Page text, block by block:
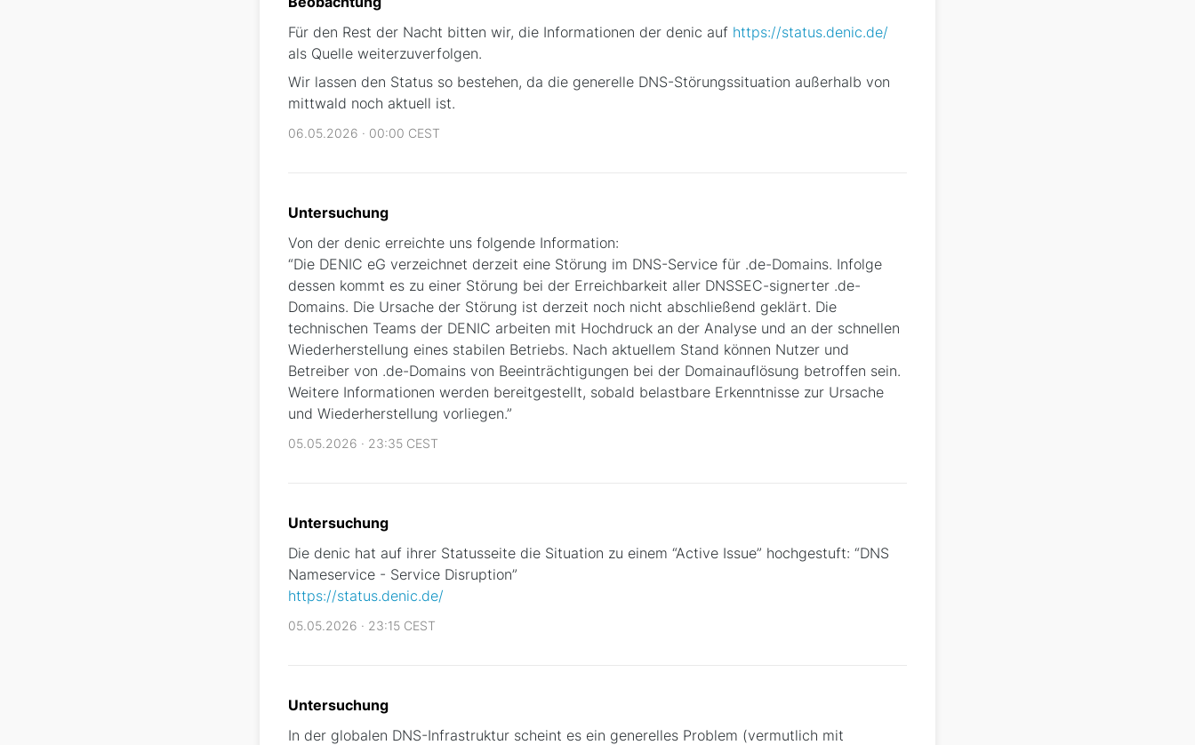
Für den Rest der Nacht bitten wir, die Informationen der denic auf https://status.denic.de/
als Quelle weiterzuverfolgen.
Wir lassen den Status so bestehen, da die generelle DNS-Störungssituation außerhalb von
mittwald noch aktuell ist.
06.05.2026 · 00:00 CEST
Untersuchung
Von der denic erreichte uns folgende Information:
“Die DENIC eG verzeichnet derzeit eine Störung im DNS-Service für .de-Domains. Infolge
dessen kommt es zu einer Störung bei der Erreichbarkeit aller DNSSEC-signerter .de-
Domains. Die Ursache der Störung ist derzeit noch nicht abschließend geklärt. Die
technischen Teams der DENIC arbeiten mit Hochdruck an der Analyse und an der schnellen
Wiederherstellung eines stabilen Betriebs. Nach aktuellem Stand können Nutzer und
Betreiber von .de-Domains von Beeinträchtigungen bei der Domainauflösung betroffen sein.
Weitere Informationen werden bereitgestellt, sobald belastbare Erkenntnisse zur Ursache
und Wiederherstellung vorliegen.”
05.05.2026 · 23:35 CEST
Untersuchung
Die denic hat auf ihrer Statusseite die Situation zu einem “Active Issue” hochgestuft: “DNS
Nameservice - Service Disruption”
https://status.denic.de/
05.05.2026 · 23:15 CEST
Untersuchung
In der globalen DNS-Infrastruktur scheint es ein generelles Problem (vermutlich mit